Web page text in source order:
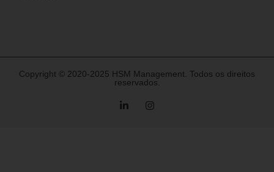
Copyright © 2020-2025 HSM Management. Todos os direitos
reservados.